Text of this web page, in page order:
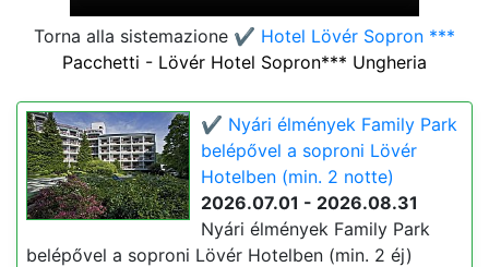
Torna alla sistemazione ✔️ Hotel Lövér Sopron ***
Pacchetti - Lövér Hotel Sopron*** Ungheria
✔️ Nyári élmények Family Park
belépővel a soproni Lövér
Hotelben (min. 2 notte)
2026.07.01 - 2026.08.31
Nyári élmények Family Park
belépővel a soproni Lövér Hotelben (min. 2 éj)